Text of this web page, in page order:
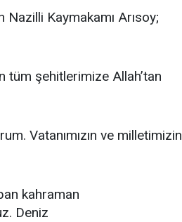
Kaymakamı Arısoy;
tüm şehitlerimize Allah’tan
Vatanımızın ve milletimizin
kahraman
Deniz